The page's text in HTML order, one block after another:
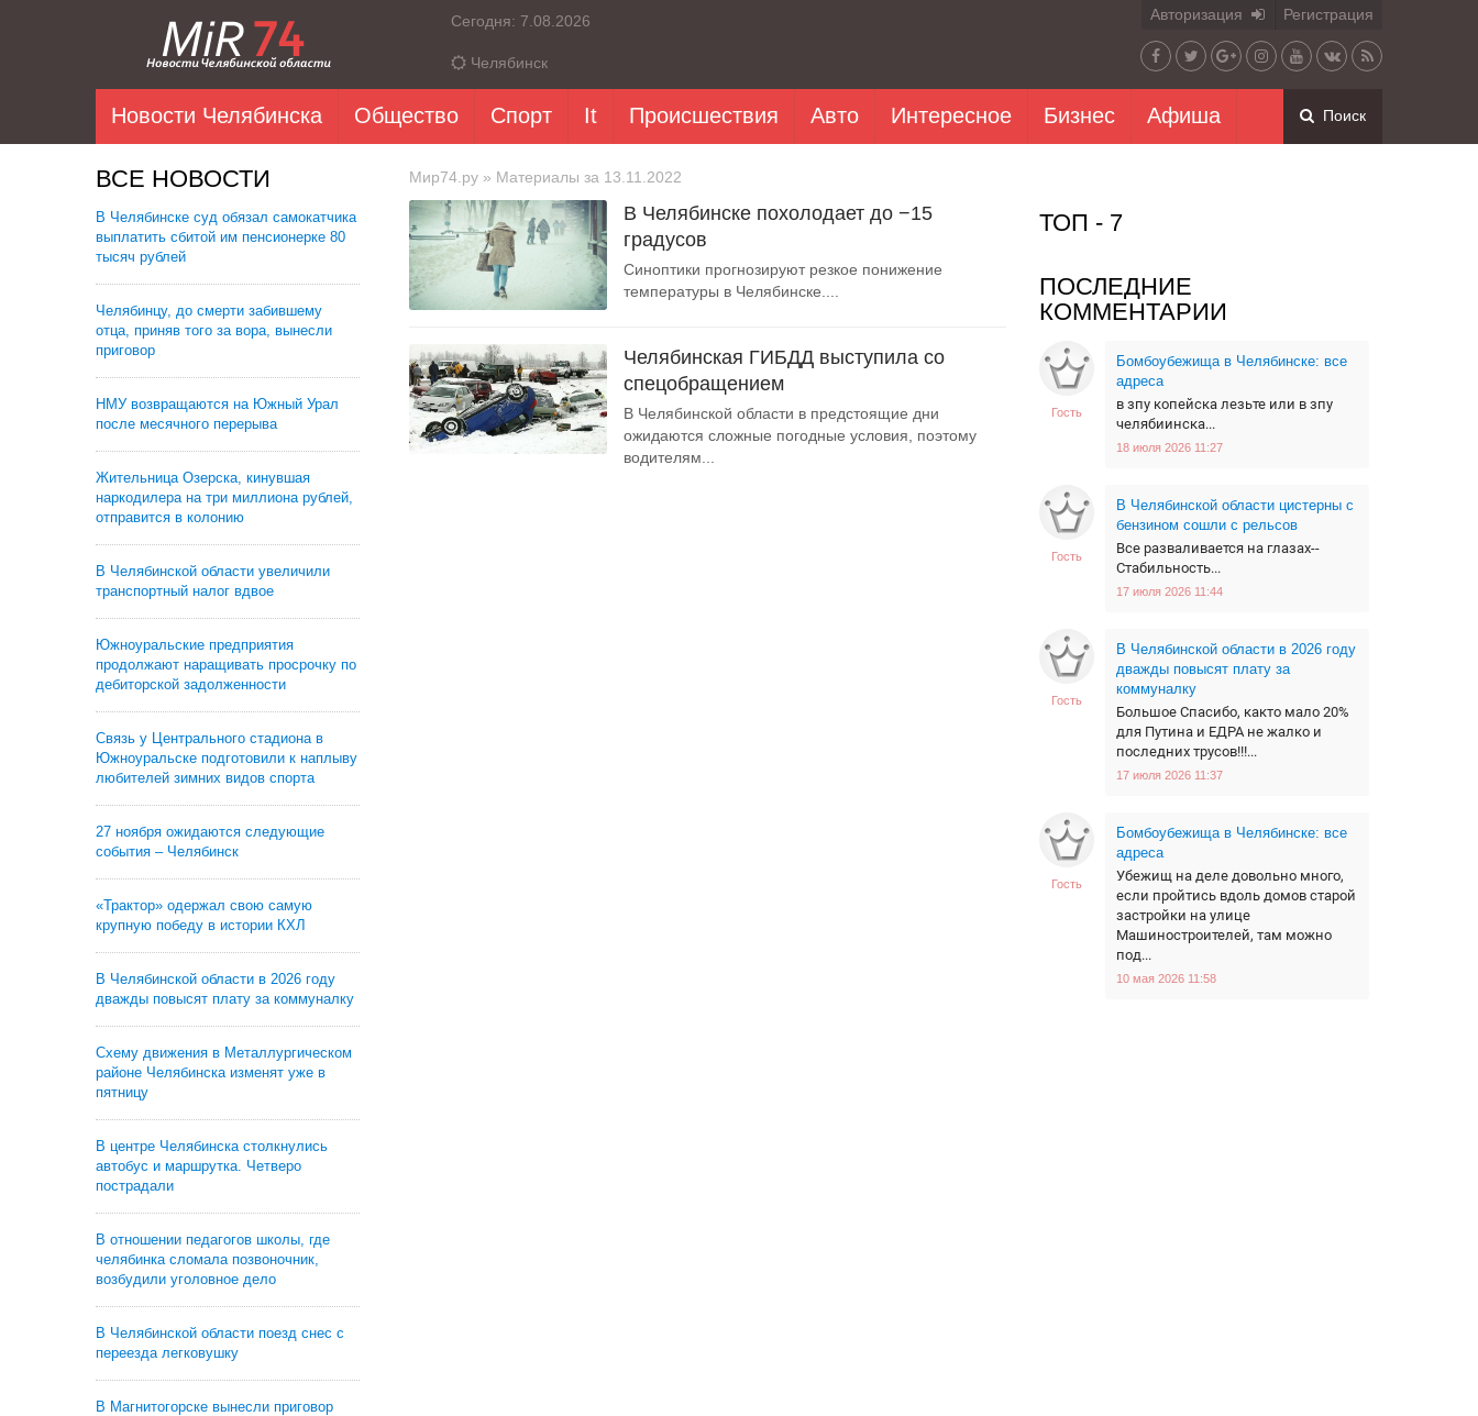
Сегодня: 7.08.2026
Челябинск
Авторизация Регистрация
Новости Челябинска Общество Спорт It Происшествия Авто Интересное Бизнес Афиша Поиск
ВСЕ НОВОСТИ
В Челябинске суд обязал самокатчика
выплатить сбитой им пенсионерке 80
тысяч рублей
Челябинцу, до смерти забившему
отца, приняв того за вора, вынесли
приговор
НМУ возвращаются на Южный Урал
после месячного перерыва
Жительница Озерска, кинувшая
наркодилера на три миллиона рублей,
отправится в колонию
В Челябинской области увеличили
транспортный налог вдвое
Южноуральские предприятия
продолжают наращивать просрочку по
дебиторской задолженности
Связь у Центрального стадиона в
Южноуральске подготовили к наплыву
любителей зимних видов спорта
27 ноября ожидаются следующие
события – Челябинск
«Трактор» одержал свою самую
крупную победу в истории КХЛ
В Челябинской области в 2026 году
дважды повысят плату за коммуналку
Схему движения в Металлургическом
районе Челябинска изменят уже в
пятницу
В центре Челябинска столкнулись
автобус и маршрутка. Четверо
пострадали
В отношении педагогов школы, где
челябинка сломала позвоночник,
возбудили уголовное дело
В Челябинской области поезд снес с
переезда легковушку
В Магнитогорске вынесли приговор
ТОП - 7
ПОСЛЕДНИЕ
КОММЕНТАРИИ
Гость
Бомбоубежища в Челябинске: все
адреса
в зпу копейска лезьте или в зпу
челябиинска...
18 июля 2026 11:27
Гость
В Челябинской области цистерны с
бензином сошли с рельсов
Все разваливается на глазах--
Стабильность...
17 июля 2026 11:44
Гость
В Челябинской области в 2026 году
дважды повысят плату за
коммуналку
Большое Спасибо, както мало 20%
для Путина и ЕДРА не жалко и
последних трусов!!!...
17 июля 2026 11:37
Гость
Бомбоубежища в Челябинске: все
адреса
Убежищ на деле довольно много,
если пройтись вдоль домов старой
застройки на улице
Машиностроителей, там можно
под...
10 мая 2026 11:58
Мир74.ру » Материалы за 13.11.2022
В Челябинске похолодает до −15
градусов
Синоптики прогнозируют резкое понижение
температуры в Челябинске....
Челябинская ГИБДД выступила со
спецобращением
В Челябинской области в предстоящие дни
ожидаются сложные погодные условия, поэтому
водителям...